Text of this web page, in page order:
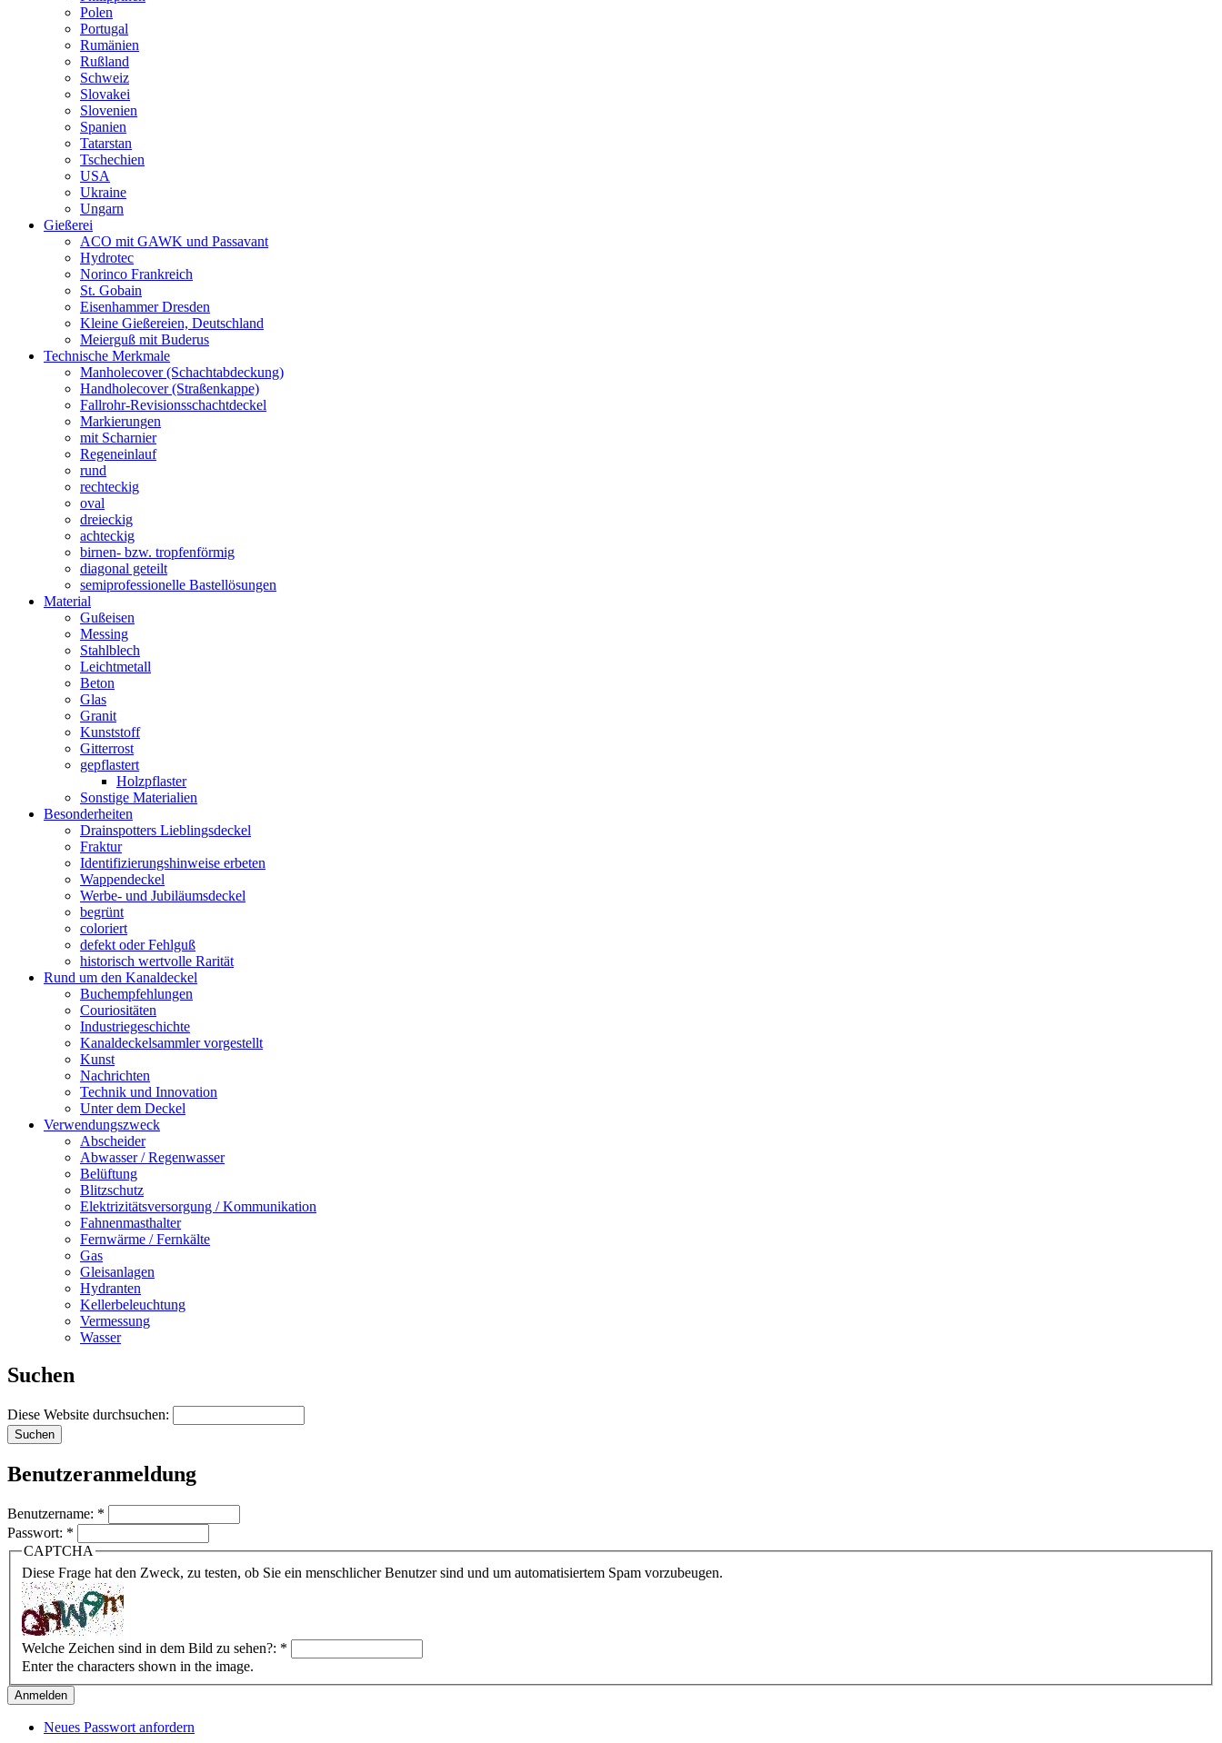
Polen
Portugal
Rumänien
Rußland
Schweiz
Slovakei
Slovenien
Spanien
Tatarstan
Tschechien
USA
Ukraine
Ungarn
Gießerei
ACO mit GAWK und Passavant
Hydrotec
Norinco Frankreich
St. Gobain
Eisenhammer Dresden
Kleine Gießereien, Deutschland
Meierguß mit Buderus
Technische Merkmale
Manholecover (Schachtabdeckung)
Handholecover (Straßenkappe)
Fallrohr-Revisionsschachtdeckel
Markierungen
mit Scharnier
Regeneinlauf
rund
rechteckig
oval
dreieckig
achteckig
birnen- bzw. tropfenförmig
diagonal geteilt
semiprofessionelle Bastellösungen
Material
Gußeisen
Messing
Stahlblech
Leichtmetall
Beton
Glas
Granit
Kunststoff
Gitterrost
gepflastert
Holzpflaster
Sonstige Materialien
Besonderheiten
Drainspotters Lieblingsdeckel
Fraktur
Identifizierungshinweise erbeten
Wappendeckel
Werbe- und Jubiläumsdeckel
begrünt
coloriert
defekt oder Fehlguß
historisch wertvolle Rarität
Rund um den Kanaldeckel
Buchempfehlungen
Couriositäten
Industriegeschichte
Kanaldeckelsammler vorgestellt
Kunst
Nachrichten
Technik und Innovation
Unter dem Deckel
Verwendungszweck
Abscheider
Abwasser / Regenwasser
Belüftung
Blitzschutz
Elektrizitätsversorgung / Kommunikation
Fahnenmasthalter
Fernwärme / Fernkälte
Gas
Gleisanlagen
Hydranten
Kellerbeleuchtung
Vermessung
Wasser
Suchen
Diese Website durchsuchen:
Benutzeranmeldung
Benutzername: *
Passwort: *
CAPTCHA
Diese Frage hat den Zweck, zu testen, ob Sie ein menschlicher Benutzer sind und um automatisiertem Spam vorzubeugen.
Welche Zeichen sind in dem Bild zu sehen?: *
Enter the characters shown in the image.
Neues Passwort anfordern